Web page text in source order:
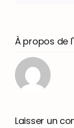
À propos de
Laisser un